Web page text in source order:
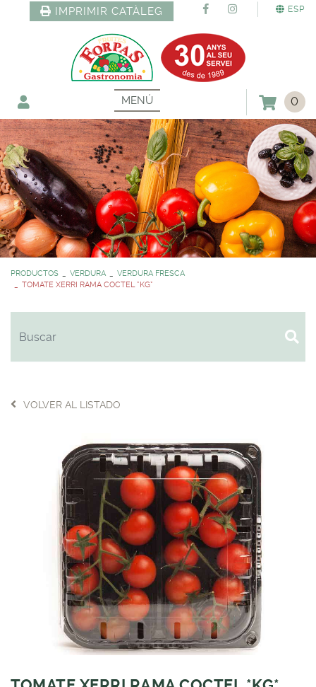
ESP
IMPRIMIR CATÀLEG
MENÚ 0
PRODUCTOS VERDURA
VERDURA FRESCA
TOMATE XERRI RAMA COCTEL *KG*
VOLVER AL LISTADO